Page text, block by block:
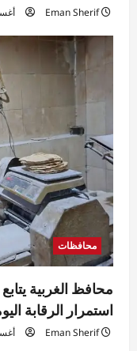
Eman Sherif
محافظات
محافظ الغربية يتابع
استمرار الرقابة
Eman Sherif